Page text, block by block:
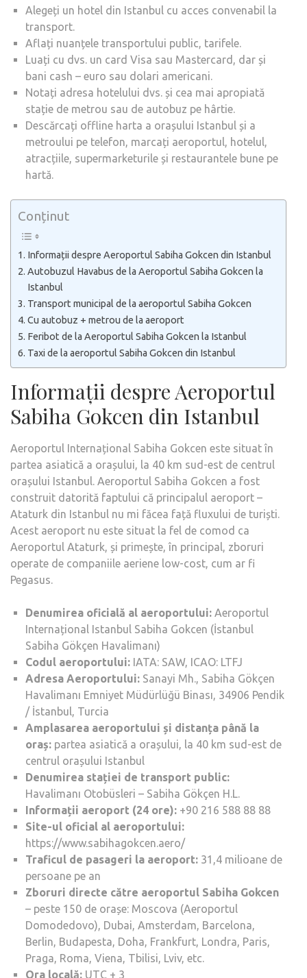
Alegeți un hotel din Istanbul cu acces convenabil la
transport.
Aflați nuanțele transportului public, tarifele.
Luați cu dvs. un card Visa sau Mastercard, dar și
bani cash – euro sau dolari americani.
Notați adresa hotelului dvs. și cea mai apropiată
stație de metrou sau de autobuz pe hârtie.
Descărcați offline harta a orașului Istanbul și a
metroului pe telefon, marcați aeroportul, hotelul,
atracțiile, supermarketurile și restaurantele bune pe
hartă.
Conținut
Informații despre Aeroportul Sabiha Gokcen din Istanbul
Autobuzul Havabus de la Aeroportul Sabiha Gokcen la
Istanbul
Transport municipal de la aeroportul Sabiha Gokcen
Cu autobuz + metrou de la aeroport
Feribot de la Aeroportul Sabiha Gokcen la Istanbul
Taxi de la aeroportul Sabiha Gokcen din Istanbul
Informații despre Aeroportul
Sabiha Gokcen din Istanbul
Aeroportul Internațional Sabiha Gokcen este situat în
partea asiatică a orașului, la 40 km sud-est de centrul
orașului Istanbul. Aeroportul Sabiha Gokcen a fost
construit datorită faptului că principalul aeroport –
Ataturk din Istanbul nu mi făcea față fluxului de turiști.
Acest aeroport nu este situat la fel de comod ca
Aeroportul Ataturk, și primește, în principal, zboruri
operate de companiile aeriene low-cost, cum ar fi
Pegasus.
Denumirea oficială al aeroportului: Aeroportul
Internațional Istanbul Sabiha Gokcen (İstanbul
Sabiha Gökçen Havalimanı)
Codul aeroportului: IATA: SAW, ICAO: LTFJ
Adresa Aeroportului: Sanayi Mh., Sabiha Gökçen
Havalimanı Emniyet Müdürlüğü Binası, 34906 Pendik
/ İstanbul, Turcia
Amplasarea aeroportului și distanța până la
oraș: partea asiatică a orașului, la 40 km sud-est de
centrul orașului Istanbul
Denumirea stației de transport public:
Havalimanı Otobüsleri – Sabiha Gökçen H.L.
Informații aeroport (24 ore): +90 216 588 88 88
Site-ul oficial al aeroportului:
https://www.sabihagokcen.aero/
Traficul de pasageri la aeroport: 31,4 milioane de
persoane pe an
Zboruri directe către aeroportul Sabiha Gokcen
– peste 150 de orașe: Moscova (Aeroportul
Domodedovo), Dubai, Amsterdam, Barcelona,
Berlin, Budapesta, Doha, Frankfurt, Londra, Paris,
Praga, Roma, Viena, Tbilisi, Lviv, etc.
Ora locală: UTC + 3